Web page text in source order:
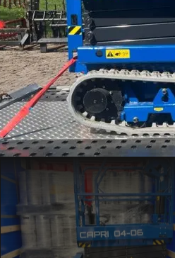
04-06 Donselaar
Lunteren